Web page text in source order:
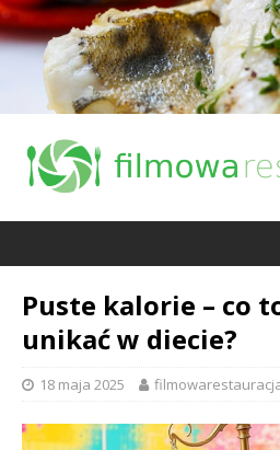
Puste kalorie – co
unikać w diecie?
18 maja 2025